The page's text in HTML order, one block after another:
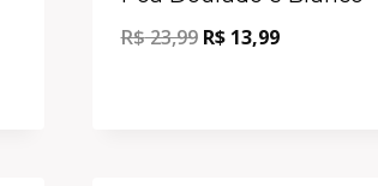
R$23,99 R$13,99